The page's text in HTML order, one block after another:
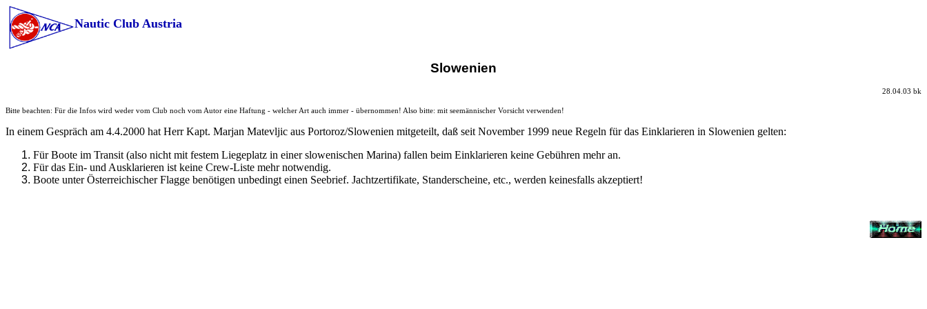
Nautic Club Austria
Slowenien
28.04.03 bk
Bitte beachten: Für die Infos wird weder vom Club noch vom Autor eine Haftung - welcher Art auch immer - übernommen! Also bitte: mit seemännischer Vorsicht verwenden!
In einem Gespräch am 4.4.2000 hat Herr Kapt. Marjan Matevljic aus Portoroz/Slowenien mitgeteilt, daß seit November 1999 neue Regeln für das Einklarieren in Slowenien gelten:
Für Boote im Transit (also nicht mit festem Liegeplatz in einer slowenischen Marina) fallen beim Einklarieren keine Gebühren mehr an.
Für das Ein- und Ausklarieren ist keine Crew-Liste mehr notwendig.
Boote unter Österreichischer Flagge benötigen unbedingt einen Seebrief. Jachtzertifikate, Standerscheine, etc., werden keinesfalls akzeptiert!